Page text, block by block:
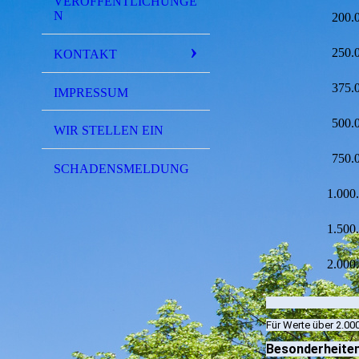
N
KONTAKT
IMPRESSUM
WIR STELLEN EIN
SCHADENSMELDUNG
Für Werte über